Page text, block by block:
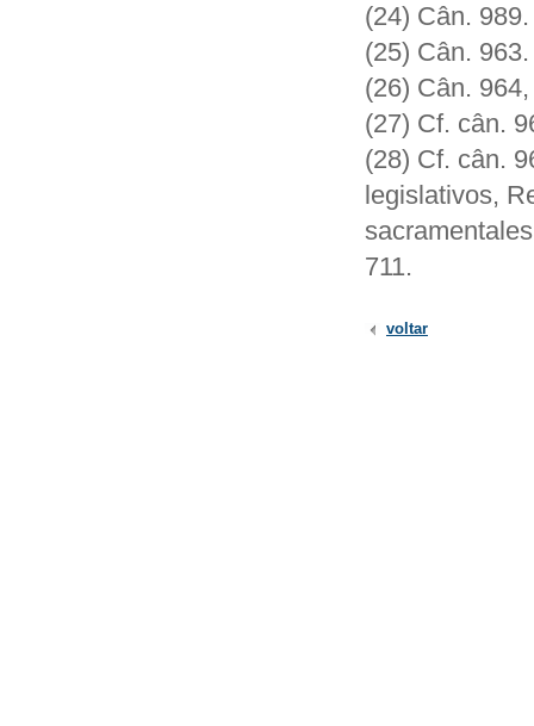
(24) Cân. 989.
(25) Cân. 963.
(26) Cân.
(27) Cf. cân.
(28) Cf. cân.
legislativos,
711.
voltar